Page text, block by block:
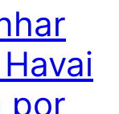
por